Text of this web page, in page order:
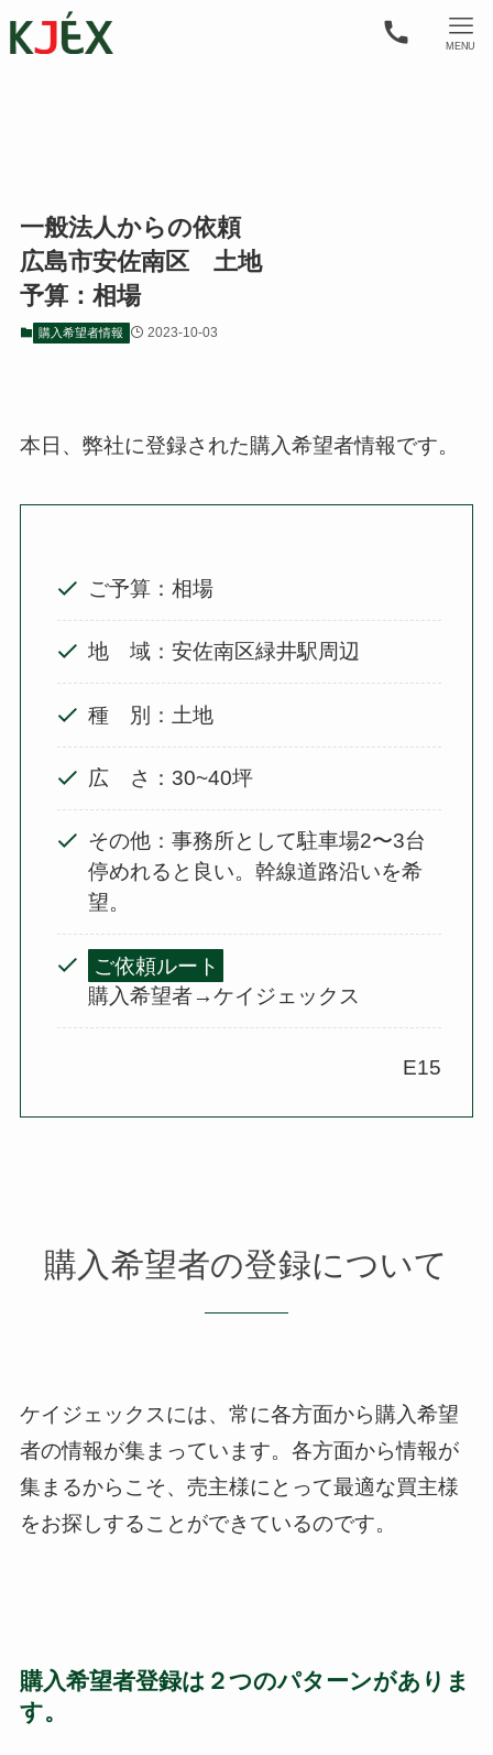
MENU
一般法人からの依頼
広島市安佐南区 土地
予算：相場
購入希望者情報 2023-10-03
本日、弊社に登録された購入希望者情報です。
ご予算：相場
地 域：安佐南区緑井駅周辺
種 別：土地
広 さ：30~40坪
その他：事務所として駐車場2〜3台
停めれると良い。幹線道路沿いを希
望。
ご依頼ルート
購入希望者→ケイジェックス
E15
購入希望者の登録について
ケイジェックスには、常に各方面から購入希望
者の情報が集まっています。 各方面から情報が
集まるからこそ、売主様にとって最適な買主様
をお探しすることができているのです。
購入希望者登録は２つのパターンがありま
す。